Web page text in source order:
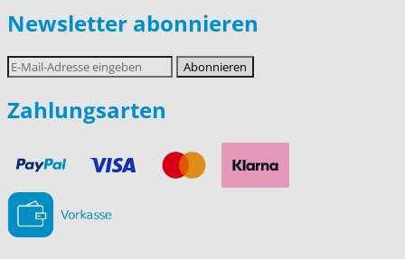
Newsletter abonnieren
E-
Mail-
Adresse
Abonnieren
Zahlungsarten